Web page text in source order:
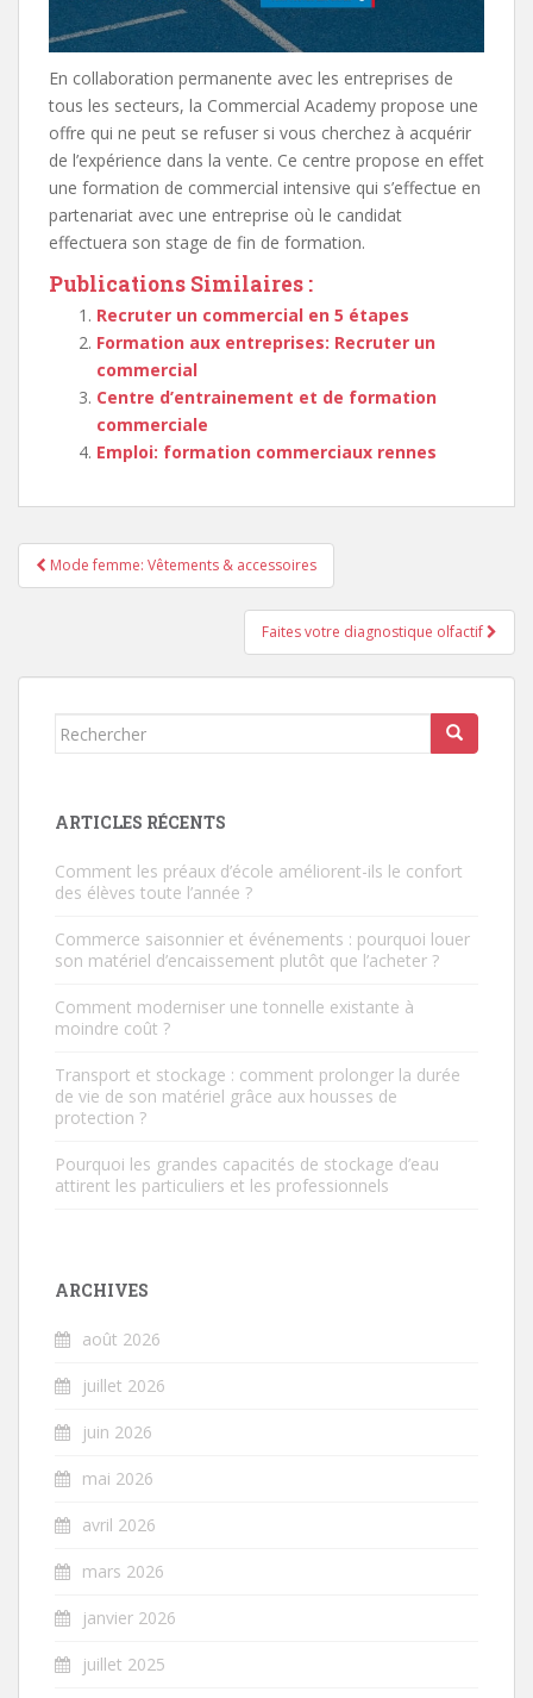
En collaboration permanente avec les entreprises de
tous les secteurs, la Commercial Academy propose une
offre qui ne peut se refuser si vous cherchez à acquérir
de l’expérience dans la vente. Ce centre propose en effet
une formation de commercial intensive qui s’effectue en
partenariat avec une entreprise où le candidat
effectuera son stage de fin de formation.
Publications Similaires :
Recruter un commercial en 5 étapes
Formation aux entreprises: Recruter un
commercial
Centre d’entrainement et de formation
commerciale
Emploi: formation commerciaux rennes
Navigation
de
Mode femme: Vêtements & accessoires
Faites votre diagnostique olfactif
Rechercher...
ARTICLES RÉCENTS
Comment les préaux d’école améliorent-ils le confort
des élèves toute l’année ?
Commerce saisonnier et événements : pourquoi louer
son matériel d’encaissement plutôt que l’acheter ?
Comment moderniser une tonnelle existante à
moindre coût ?
Transport et stockage : comment prolonger la durée
de vie de son matériel grâce aux housses de
protection ?
Pourquoi les grandes capacités de stockage d’eau
attirent les particuliers et les professionnels
ARCHIVES
août 2026
juillet 2026
juin 2026
mai 2026
avril 2026
mars 2026
janvier 2026
juillet 2025